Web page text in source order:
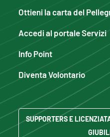
Ottieni la carta del
Accedi al portale Servizi
Info Point
Diventa Volontario
SUPPORTERS E